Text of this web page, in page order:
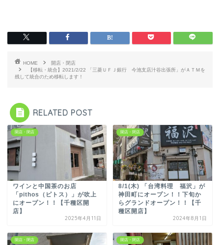
HOME
開店・閉店
【移転・統合】2021/2/22 「三菱ＵＦＪ銀行 今池支店汁谷出張所」がＡＴＭを
残して統合のため移転します！
RELATED POST
開店・閉店
ワインと中国茶のお店
「pithos（ピトス）」が吹上
にオープン！！【千種区開
店】
2025年4月11日
開店・閉店
8/1(木) 「台湾料理 福沢」が
神田町にオープン！！下旬か
らグランドオープン！！【千
種区開店】
2024年8月1日
開店・閉店 開店・閉店